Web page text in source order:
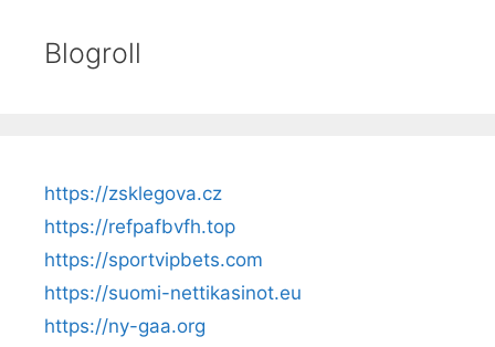
Blogroll
https://zsklegova.cz
https://refpafbvfh.top
https://sportvipbets.com
https://suomi-nettikasinot.eu
https://ny-gaa.org